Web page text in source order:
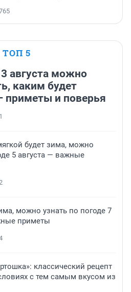
ТОП 5
августа можно
каким будет
приметы и поверья
будет зима, можно
5 августа — важные
можно узнать по погоде 7
приметы
классический рецепт
с тем самым вкусом из